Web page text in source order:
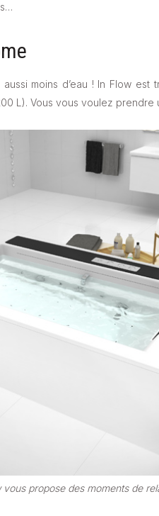
moins d’eau ! In Flow est
L). Vous vous voulez
vous propose des moments de